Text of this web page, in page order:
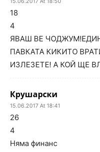
18
4
ЯВАШ ВЕ
ПАВКАТА КИКИТО
ИЗЛЕЗЕТЕ! А КОЙ ЩЕ
Крушарски
15.06.2017 At 18:41
26
4
Няма финанс